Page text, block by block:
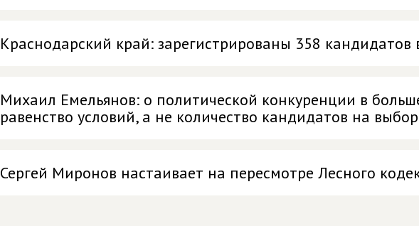
Краснодарский край: зарегистрированы 358 кандидатов
Михаил Емельянов: о политической конкуренции в
равенство условий, а не количество кандидатов на
Сергей Миронов настаивает на пересмотре Лесного